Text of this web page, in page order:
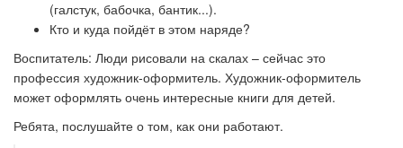
(галстук, бабочка, бантик...).
Кто и куда пойдёт в этом наряде?
Воспитатель: Люди рисовали на скалах – сейчас это
профессия художник-оформитель. Художник-оформитель
может оформлять очень интересные книги для детей.
Ребята, послушайте о том, как они работают.